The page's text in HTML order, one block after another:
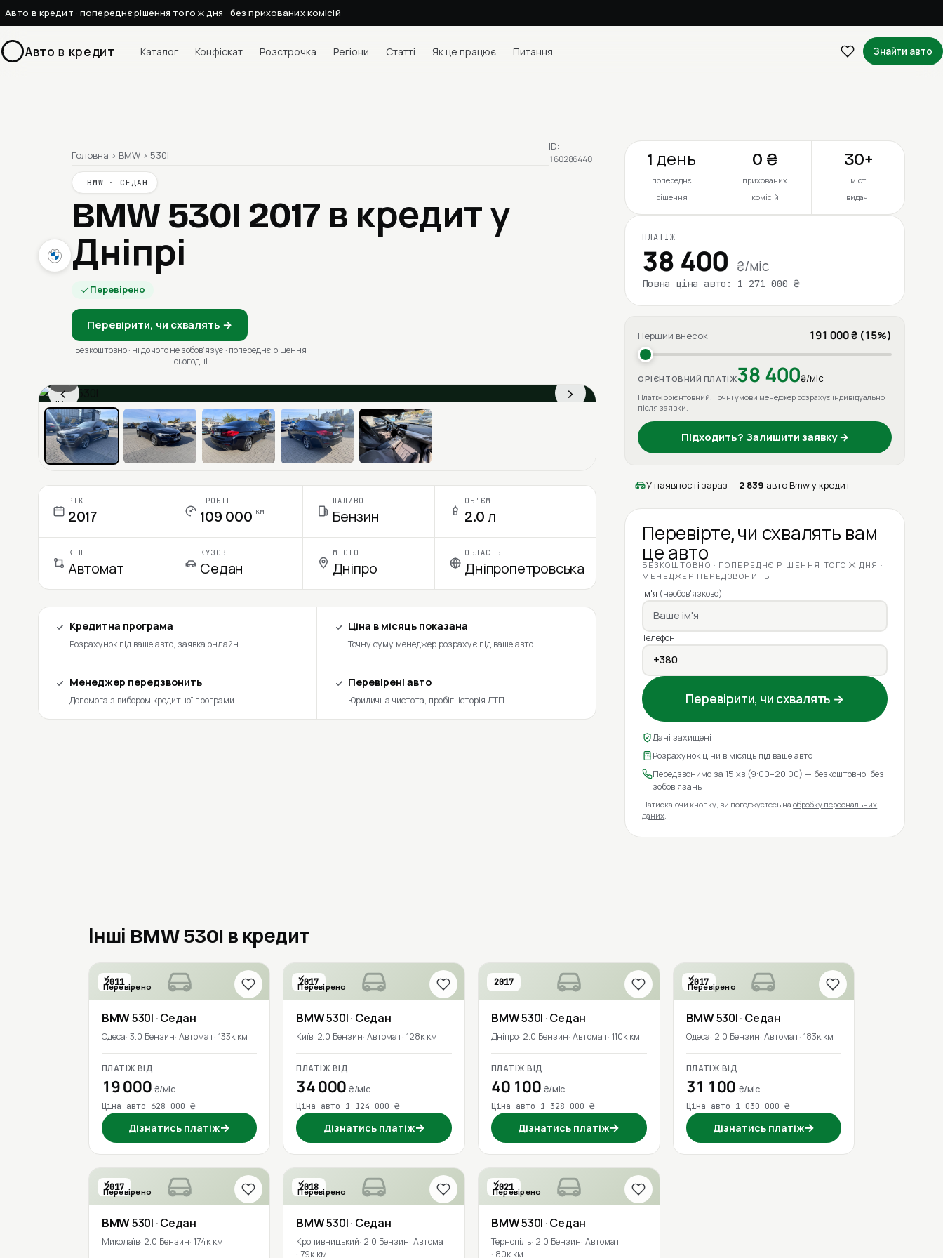
Авто в кредит · попереднє рішення того ж дня · без прихованих комісій
Авто в кредит Каталог Конфіскат Розстрочка Регіони Статті Як це працює Питання Знайти авто
Головна › BMW › 530I
BMW · СЕДАН
BMW 530I 2017 в кредит у
Дніпрі
Перевірено
Перевірити, чи схвалять →
Безкоштовно · ні до чого не зобовʼязує · попереднє рішення
сьогодні
ID:
160286440
‹ ›
1 / 6
Ціна в місяць
РІК
2017
ПРОБІГ
109 000 км
ПАЛИВО
Бензин
ОБ'ЄМ
2.0 л
КПП
Автомат
КУЗОВ
Седан
МІСТО
Дніпро
ОБЛАСТЬ
Дніпропетровська
Кредитна програма
Розрахунок під ваше авто, заявка онлайн
Ціна в місяць показана
Точну суму менеджер розрахує під ваше авто
Менеджер передзвонить
Допомога з вибором кредитної програми
Перевірені авто
Юридична чистота, пробіг, історія ДТП
1 день
попереднє
рішення
0 ₴
прихованих
комісій
30+
міст
видачі
ПЛАТІЖ
38 400 ₴/міс
Повна ціна авто: 1 271 000 ₴
Перший внесок 191 000 ₴ (15%)
ОРІЄНТОВНИЙ ПЛАТІЖ38 400₴/міс
Платіж орієнтовний. Точні умови менеджер розрахує індивідуально
після заявки.
Підходить? Залишити заявку →
У наявності зараз — 2 839 авто Bmw у кредит
Перевірте, чи схвалять вам
це авто
БЕЗКОШТОВНО · ПОПЕРЕДНЄ РІШЕННЯ ТОГО Ж ДНЯ ·
МЕНЕДЖЕР ПЕРЕДЗВОНИТЬ
Ім'я (необов'язково)
Телефон
Перевірити, чи схвалять →
Дані захищені
Розрахунок ціни в місяць під ваше авто
Передзвонимо за 15 хв (9:00–20:00) — безкоштовно, без
зобов'язань
Натискаючи кнопку, ви погоджуєтесь наобробку персональних
даних
Інші BMW 530I в кредит
2011
Перевірено
BMW530I · Седан
Одеса 3.0 Бензин Автомат 133к км
ПЛАТІЖ ВІД
19 000 ₴/міс
Ціна авто 628 000 ₴
Дізнатись платіж→
2017
Перевірено
BMW530I· Седан
Київ 2.0 Бензин Автомат 128к км
ПЛАТІЖ ВІД
34 000₴/міс
Ціна авто 1 124 000 ₴
Дізнатись платіж→
2017
BMW530I · Седан
Дніпро 2.0 Бензин Автомат 110к км
ПЛАТІЖ ВІД
40 100 ₴/міс
Ціна авто 1 328 000 ₴
Дізнатись платіж→
2017
Перевірено
BMW530I· Седан
Одеса 2.0 Бензин Автомат 183к км
ПЛАТІЖ ВІД
31 100 ₴/міс
Ціна авто 1 030 000 ₴
Дізнатись платіж→
2017
Перевірено
BMW530I · Седан
Миколаїв 2.0 Бензин 174к км
2018
Перевірено
BMW530I· Седан
Кропивницький 2.0 Бензин Автомат
79к км
2021
Перевірено
BMW530I · Седан
Тернопіль 2.0 Бензин Автомат
80к км